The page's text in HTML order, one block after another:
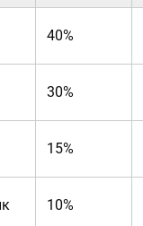
40%
30%
15%
10%